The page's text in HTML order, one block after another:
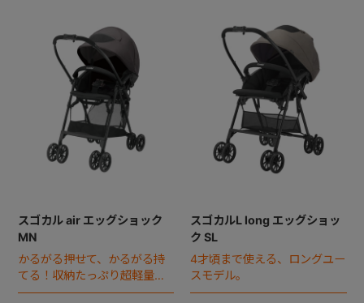
スゴカル air エッグショック
MN
かるがる押せて、かるがる持
てる！収納たっぷり超軽量ベ
ビーカー。
スゴカルL long エッグショッ
ク SL
4才頃まで使える、ロングユー
スモデル。